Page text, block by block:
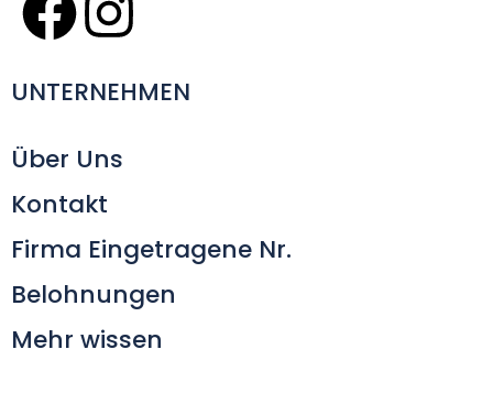
UNTERNEHMEN
Über Uns
Kontakt
Firma Eingetragene Nr.
Belohnungen
Mehr wissen